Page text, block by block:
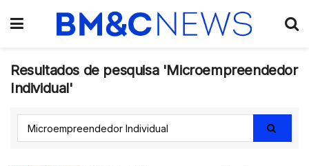
Resultados de pesquisa 'Microempreendedor
Individual'